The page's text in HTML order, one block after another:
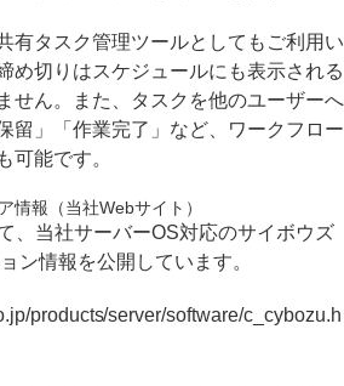
有タスク管理ツールとしてもご利用い
め切りはスケジュールにも表示される
せん。また、タスクを他のユーザーへ
留」「作業完了」など、ワークフロー
可能です。
情報（当社Webサイト）
、当社サーバーOS対応のサイボウズ
ン情報を公開しています。
products/server/software/c_cybozu.h